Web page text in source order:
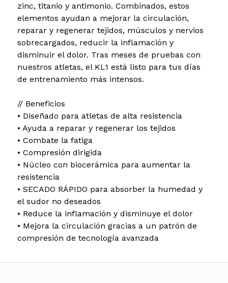
zinc, titanio y antimonio. Combinados, estos
elementos ayudan a mejorar la circulación,
reparar y regenerar tejidos, músculos y nervios
sobrecargados, reducir la inflamación y
disminuir el dolor. Tras meses de pruebas con
nuestros atletas, el KL1 está listo para tus días
de entrenamiento más intensos.
// Beneficios
• Diseñado para atletas de alta resistencia
• Ayuda a reparar y regenerar los tejidos
• Combate la fatiga
• Compresión dirigida
• Núcleo con biocerámica para aumentar la
resistencia
• SECADO RÁPIDO para absorber la humedad y
el sudor no deseados
• Reduce la inflamación y disminuye el dolor
• Mejora la circulación gracias a un patrón de
compresión de tecnología avanzada